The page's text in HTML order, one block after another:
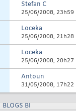
Stefan C
25/06/2008, 23h59
Loceka
25/06/2008, 21h28
Loceka
25/06/2008, 20h27
Antoun
31/05/2008, 17h22
BLOGS BI